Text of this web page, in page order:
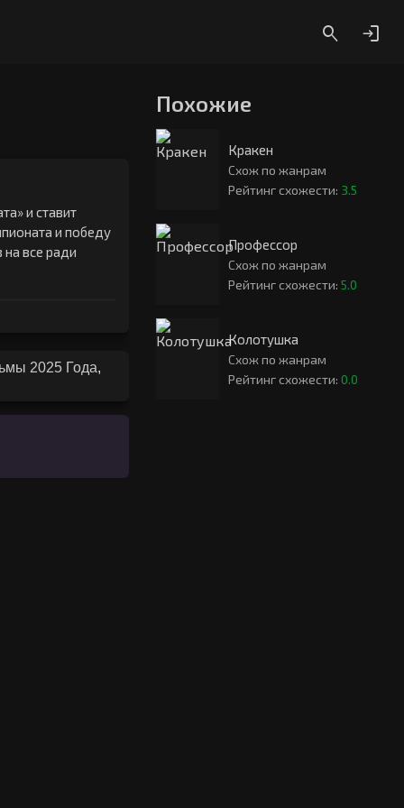
и ставит
и победу
все ради
2025 Года,
Похожие
Кракен
Схож по жанрам
Рейтинг схожести: 3.5
Профессор
Схож по жанрам
Рейтинг схожести:5.0
Колотушка
Схож по жанрам
Рейтинг схожести:0.0